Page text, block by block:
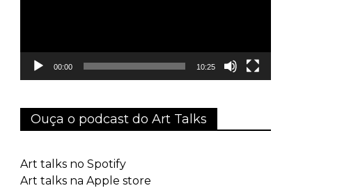
00:00 10:25
Ouça o podcast do Art Talks
Art talks no Spotify
Art talks na Apple store